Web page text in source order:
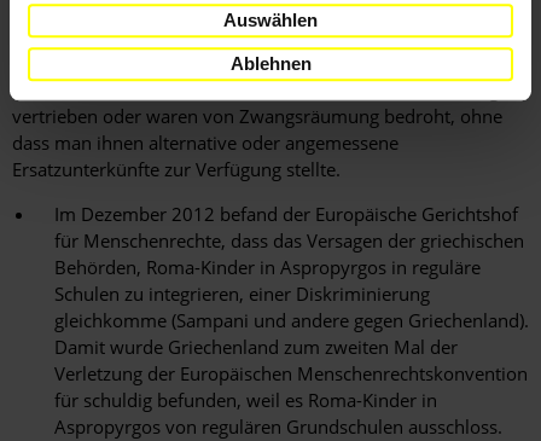
Auswählen
Ablehnen
RomaLaut Angaben der NGO Greek Helsinki Monitor wurden
Roma-Kinder nach wie vor getrennt von anderen Kindern
unterrichtet oder ganz vom Bildungssystem ausgeschlossen.
Darüber hinaus wurden Roma-Familien aus ihren Siedlungen
vertrieben oder waren von Zwangsräumung bedroht, ohne
dass man ihnen alternative oder angemessene
Ersatzunterkünfte zur Verfügung stellte.
Im Dezember 2012 befand der Europäische Gerichtshof
für Menschenrechte, dass das Versagen der griechischen
Behörden, Roma-Kinder in Aspropyrgos in reguläre
Schulen zu integrieren, einer Diskriminierung
gleichkomme (Sampani und andere gegen Griechenland).
Damit wurde Griechenland zum zweiten Mal der
Verletzung der Europäischen Menschenrechtskonvention
für schuldig befunden, weil es Roma-Kinder in
Aspropyrgos von regulären Grundschulen ausschloss.